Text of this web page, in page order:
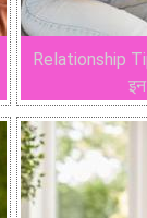
Relationship